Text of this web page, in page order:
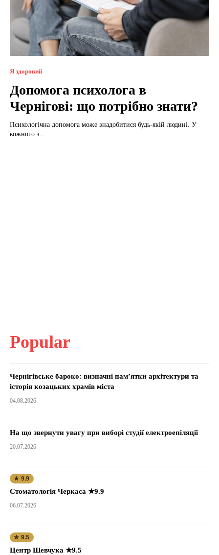
Я здоровий
Допомога психолога в
Чернігові: що потрібно знати?
Психологічна допомога може знадобитися будь-якій людині. У
кожного з...
Popular
Чернігівське бароко: визначні пам’ятки архітектури та
історія козацьких храмів міста
04.08.2026
На що звернути увагу при виборі студії електроепіляції
20.07.2026
★ 9.9
Стоматологія Черкаса ★9.9
06.07.2026
★ 9.5
Центр Шевчука ★9.5